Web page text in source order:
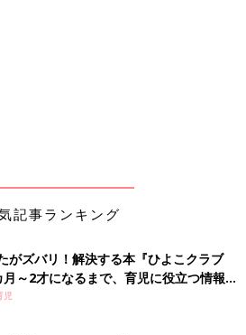
記事ランキング
がズバリ！解決する本『ひよこクラブ
～2才になるまで、育児に役立つ情報が
児